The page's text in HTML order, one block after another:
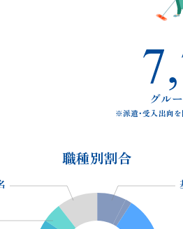
グル
※派遣・受入出向
職種別割合